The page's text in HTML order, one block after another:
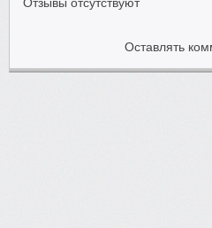
Оставлять